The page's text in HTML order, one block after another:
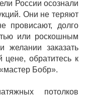
России осознали
Они не теряют
провисают, долго
или роскошным
желании заказать
обратитесь к
Бобр».
потолков